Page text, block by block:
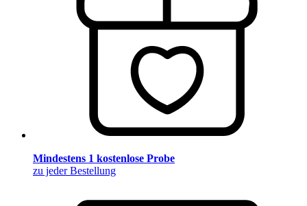
Mindestens 1 kostenlose Probe
zu jeder Bestellung